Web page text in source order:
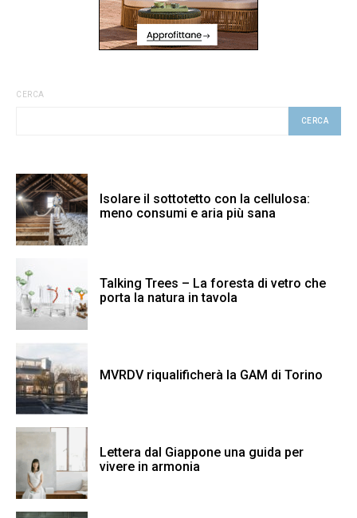
CERCA
CERCA
Isolare il sottotetto con la cellulosa:
meno consumi e aria più sana
Talking Trees – La foresta di vetro che
porta la natura in tavola
MVRDV riqualificherà la GAM di Torino
Lettera dal Giappone una guida per
vivere in armonia